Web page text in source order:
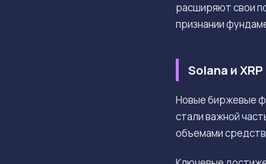
расширяют свои
признании
Solana и
Новые биржевые
стали важной
объемами